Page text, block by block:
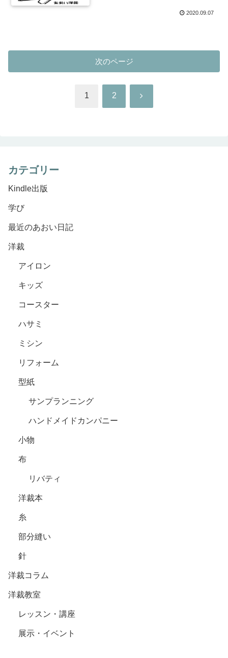
2020.09.07
次のページ
1 2 次
カテゴリー
Kindle出版
学び
最近のあおい日記
洋裁
アイロン
キッズ
コースター
ハサミ
ミシン
リフォーム
型紙
サンプランニング
ハンドメイドカンパニー
小物
布
リバティ
洋裁本
糸
部分縫い
針
洋裁コラム
洋裁教室
レッスン・講座
展示・イベント